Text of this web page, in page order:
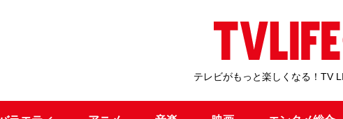
テレビがもっと楽しくなる！TV